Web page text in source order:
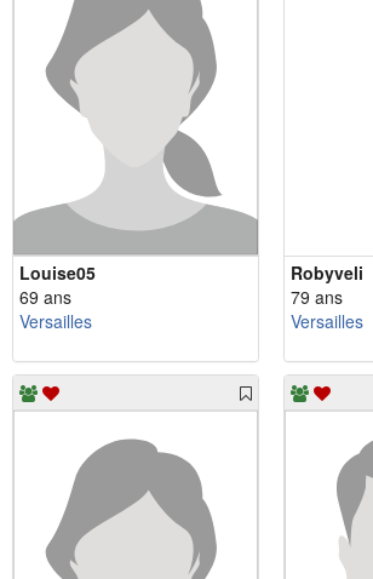
Louise05
69 ans
Versailles
Robyveli
79 ans
Versailles